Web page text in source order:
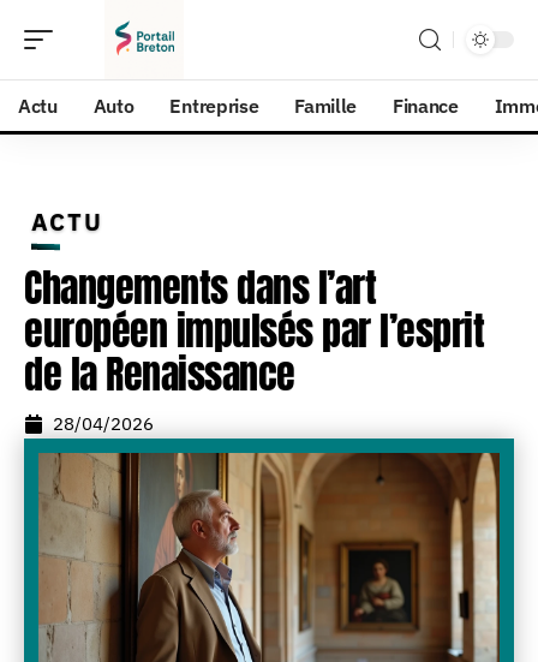
Actu Auto Entreprise Famille Finance
ACTU
Changements dans l’art
européen impulsés par l’esprit
de la Renaissance
28/04/2026